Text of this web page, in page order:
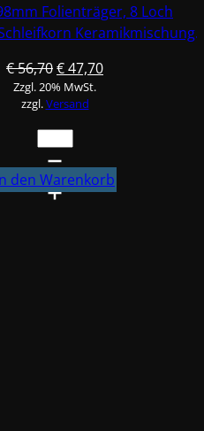
Folienträger, 8 Loch
Keramikmischung
€56,70Ursprünglicher
Preis
war:
€ 56,70
€47,70Aktueller
Zzgl. 20% MwSt.
zzgl.Versand
150X
Klotz
Schleifpapier
den Warenkorb